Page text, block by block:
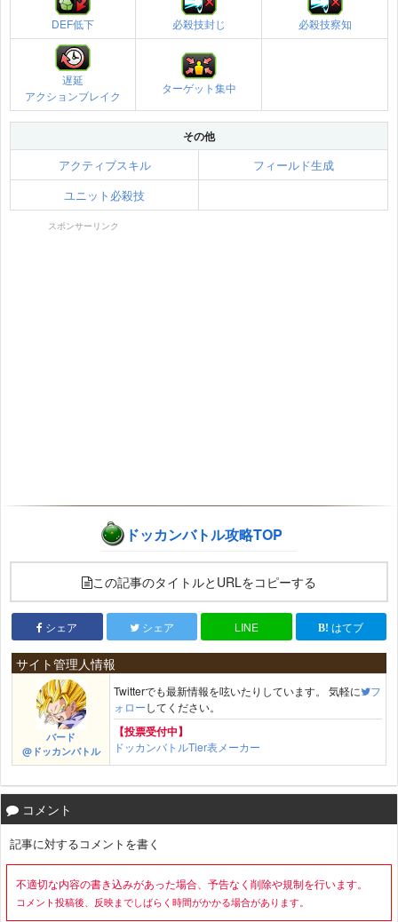
DEF低下 必殺技封じ 必殺技察知
遅延
アクションブレイク
ターゲット集中
その他
アクティブスキル
フィールド生成
ユニット必殺技
スポンサーリンク
ドッカンバトル攻略TOP
この記事のタイトルとURLをコピーする
シェア シェア LINE はてブ
サイト管理人情報
バード
@ドッカンバトル
Twitterでも最新情報を呟いたりしています。 気軽に
フ
ォローしてください。
【投票受付中】
ドッカンバトルTier表メーカー
コメント
記事に対するコメントを書く
不適切な内容の書き込みがあった場合、予告なく削除や規制を行います。
コメント投稿後、反映までしばらく時間がかかる場合があります。